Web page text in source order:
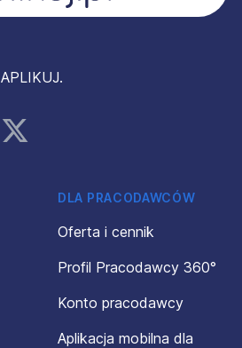
Instagram
DLA PRACODAWCÓW
Oferta i cennik
Profil Pracodawcy 360°
Konto pracodawcy
Aplikacja mobilna dla